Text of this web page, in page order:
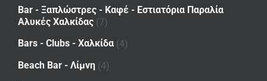
Bar - Ξαπλώστρες - Καφέ - Εστιατόρια Παραλία
Αλυκές Χαλκίδας (7)
Bars - Clubs - Χαλκίδα (4)
Beach Bar - Λίμνη (4)